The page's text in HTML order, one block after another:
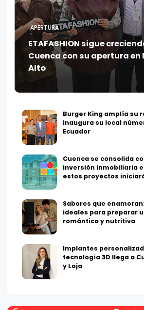
APERTURA
ETAFASHION sigue
Cuenca con su apertura en
Alto
Burger King amplía su
inaugura su local
Ecuador
Cuenca se consolida
inversión inmobiliaria
estos proyectos
Sabores que
ideales para preparar
romántica y nutritiva
Implantes
tecnología 3D llega a
y Loja